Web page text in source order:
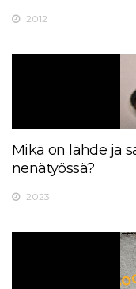
2012
Mikä on lähde ja
nenätyössä?
2023